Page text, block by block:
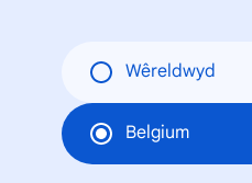
Wêreldwyd
Belgium